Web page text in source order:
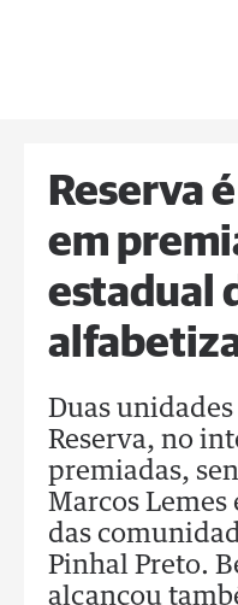
Reserva
em
estadual
Duas
Reserva, no
premiadas,
Marcos Lemes
das
Pinhal Preto.
alcançou